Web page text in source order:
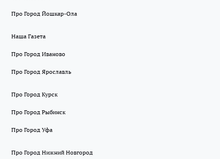
Про Город Йошкар-Ола
Наша Газета
Про Город Иваново
Про Город Ярославль
Про Город Курск
Про Город Рыбинск
Про Город Уфа
Про Город Нижний Новгород